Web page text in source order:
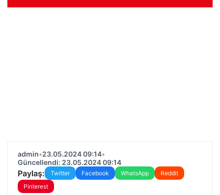
admin•23.05.2024 09:14•
Güncellendi: 23.05.2024 09:14
Paylaş: Twitter Facebook WhatsApp
Reddit
Pinterest